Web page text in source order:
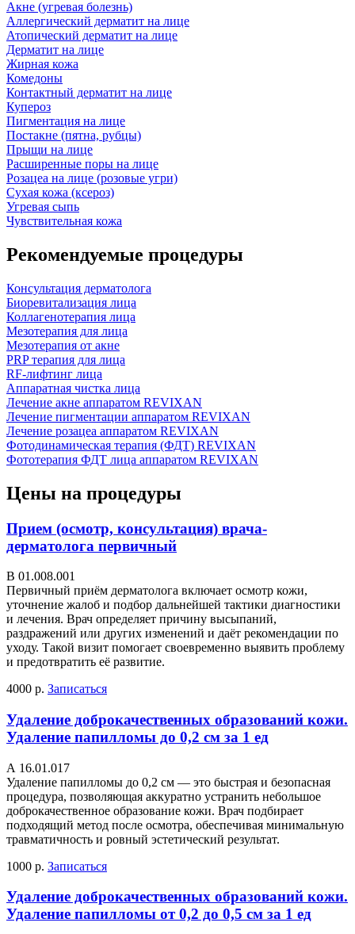
Акне (угревая болезнь)
Аллергический дерматит на лице
Атопический дерматит на лице
Дерматит на лице
Жирная кожа
Комедоны
Контактный дерматит на лице
Купероз
Пигментация на лице
Постакне (пятна, рубцы)
Прыщи на лице
Расширенные поры на лице
Розацеа на лице (розовые угри)
Сухая кожа (ксероз)
Угревая сыпь
Чувствительная кожа
Рекомендуемые процедуры
Консультация дерматолога
Биоревитализация лица
Коллагенотерапия лица
Мезотерапия для лица
Мезотерапия от акне
PRP терапия для лица
RF-лифтинг лица
Аппаратная чистка лица
Лечение акне аппаратом REVIXAN
Лечение пигментации аппаратом REVIXAN
Лечение розацеа аппаратом REVIXAN
Фотодинамическая терапия (ФДТ) REVIXAN
Фототерапия ФДТ лица аппаратом REVIXAN
Цены на процедуры
Прием (осмотр, консультация) врача-
дерматолога первичный
В 01.008.001
Первичный приём дерматолога включает осмотр кожи,
уточнение жалоб и подбор дальнейшей тактики диагностики
и лечения. Врач определяет причину высыпаний,
раздражений или других изменений и даёт рекомендации по
уходу. Такой визит помогает своевременно выявить проблему
и предотвратить её развитие.
4000 р. Записаться
Удаление доброкачественных образований кожи.
Удаление папилломы до 0,2 см за 1 ед
А 16.01.017
Удаление папилломы до 0,2 см — это быстрая и безопасная
процедура, позволяющая аккуратно устранить небольшое
доброкачественное образование кожи. Врач подбирает
подходящий метод после осмотра, обеспечивая минимальную
травматичность и ровный эстетический результат.
1000 р. Записаться
Удаление доброкачественных образований кожи.
Удаление папилломы от 0,2 до 0,5 см за 1 ед